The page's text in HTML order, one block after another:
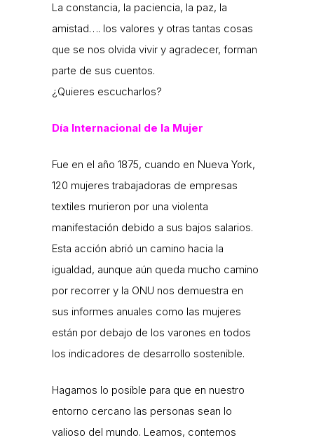
La constancia, la paciencia, la paz, la
amistad…. los valores y otras tantas cosas
que se nos olvida vivir y agradecer, forman
parte de sus cuentos.
¿Quieres escucharlos?
Día Internacional de la Mujer
Fue en el año 1875, cuando en Nueva York,
120 mujeres trabajadoras de empresas
textiles murieron por una violenta
manifestación debido a sus bajos salarios.
Esta acción abrió un camino hacia la
igualdad, aunque aún queda mucho camino
por recorrer y la ONU nos demuestra en
sus informes anuales como las mujeres
están por debajo de los varones en todos
los indicadores de desarrollo sostenible.
Hagamos lo posible para que en nuestro
entorno cercano las personas sean lo
valioso del mundo. Leamos, contemos